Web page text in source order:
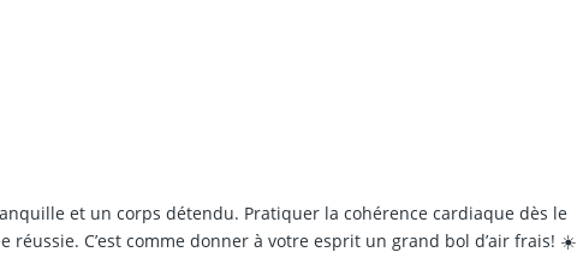
et un corps détendu. Pratiquer la cohérence cardiaque dès le
réussie. C’est comme donner à votre esprit un grand bol d’air frais! ☀️